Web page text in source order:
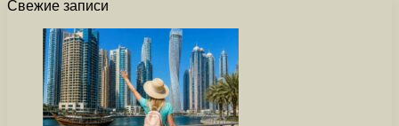
Свежие записи